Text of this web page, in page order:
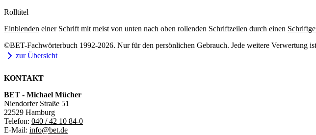
Rolltitel
Einblenden einer Schrift mit meist von unten nach oben rollenden Schriftzeilen durch einen
©BET-Fachwörterbuch 1992-2026. Nur für den persönlichen Gebrauch. Jede weitere Verwertung
zur Übersicht
KONTAKT
BET - Michael Mücher
Niendorfer Straße 51
22529 Hamburg
Telefon: 040 / 42 10 84-0
E-Mail: info@bet.de